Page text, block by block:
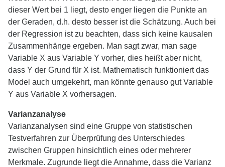
dieser Wert bei 1 liegt, desto enger liegen die Punkte an
der Geraden, d.h. desto besser ist die Schätzung. Auch bei
der Regression ist zu beachten, dass sich keine kausalen
Zusammenhänge ergeben. Man sagt zwar, man sage
Variable X aus Variable Y vorher, dies heißt aber nicht,
dass Y der Grund für X ist. Mathematisch funktioniert das
Model auch umgekehrt, man könnte genauso gut Variable
Y aus Variable X vorhersagen.
Varianzanalyse
Varianzanalysen sind eine Gruppe von statistischen
Testverfahren zur Überprüfung des Unterschiedes
zwischen Gruppen hinsichtlich eines oder mehrerer
Merkmale. Zugrunde liegt die Annahme, dass die Varianz